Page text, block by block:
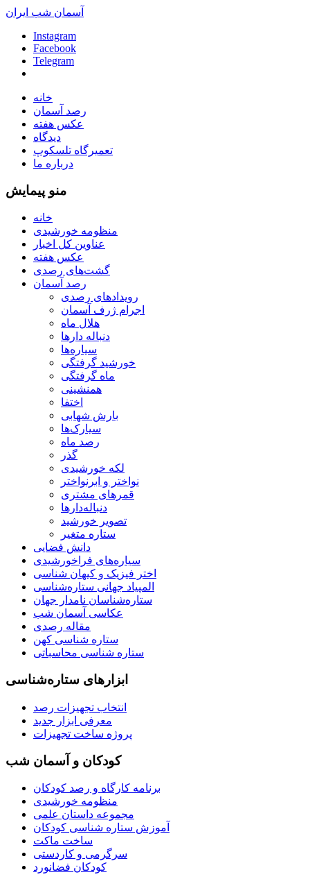
آسمان شب ایران
Instagram
Facebook
Telegram
خانه
رصد آسمان
عکس هفته
دیدگاه
تعمیرگاه تلسکوپ
درباره ما
منو پیمایش
خانه
منظومه خورشیدی
عناوین کل اخبار
عکس هفته
گشت‌های رصدی
رصد آسمان
رویدادهای رصدی
اجرام ژرف آسمان
هلال ماه
دنباله دارها
سیاره‌ها
خورشید گرفتگی
ماه گرفتگی
همنشینی
اختفا
بارش شهابی
سیارک‌ها
رصد ماه
گذر
لکه خورشیدی
نواختر و ابرنواختر
قمرهای مشتری
دنباله‌دارها
تصویر خورشید
ستاره متغیر
دانش فضایی
سیاره‌های فراخورشیدی
اختر فیزیک و کیهان شناسی
المپیاد جهانی ستاره‌شناسی
ستاره‌شناسان نامدار جهان
عکاسی آسمان شب
مقاله رصدی
ستاره شناسی کهن
ستاره شناسی محاسباتی
ابزارهای ستاره‌شناسی
انتخاب تجهیزات رصد
معرفی ابزار جدید
پروژه ساخت تجهیزات
کودکان و آسمان شب
برنامه‌ کارگاه و رصد کودکان
منظومه خورشیدی
مجموعه داستان علمی
آموزش ستاره شناسی کودکان
ساخت ماکت
سرگرمی و کاردستی
کودکان فضانورد